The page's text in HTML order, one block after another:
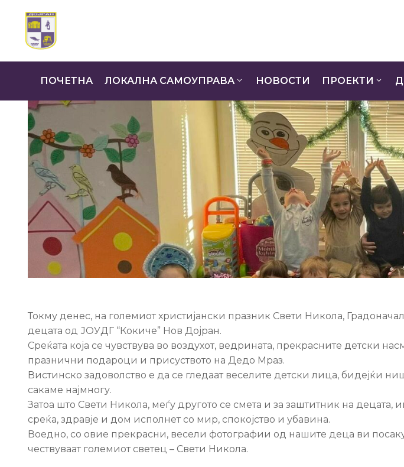
ПОЧЕТНА ЛОКАЛНА САМОУПРАВА НОВОСТИ ПРОЕКТИ
Токму денес, на големиот христијански празник Свети Никола,
децата од ЈОУДГ “Кокиче” Нов Дојран.
Среќата која се чувствува во воздухот, ведрината, прекрасните детски
празнични подароци и присуството на Дедо Мраз.
Вистинско задоволство е да се гледаат веселите детски лица, бидејќи
сакаме најмногу.
Затоа што Свети Никола, меѓу другото се смета и за заштитник на
среќа, здравје и дом исполнет со мир, спокојство и убавина.
Воедно, со овие прекрасни, весели фотографии од нашите деца ви
чествуваат големиот светец – Свети Никола.